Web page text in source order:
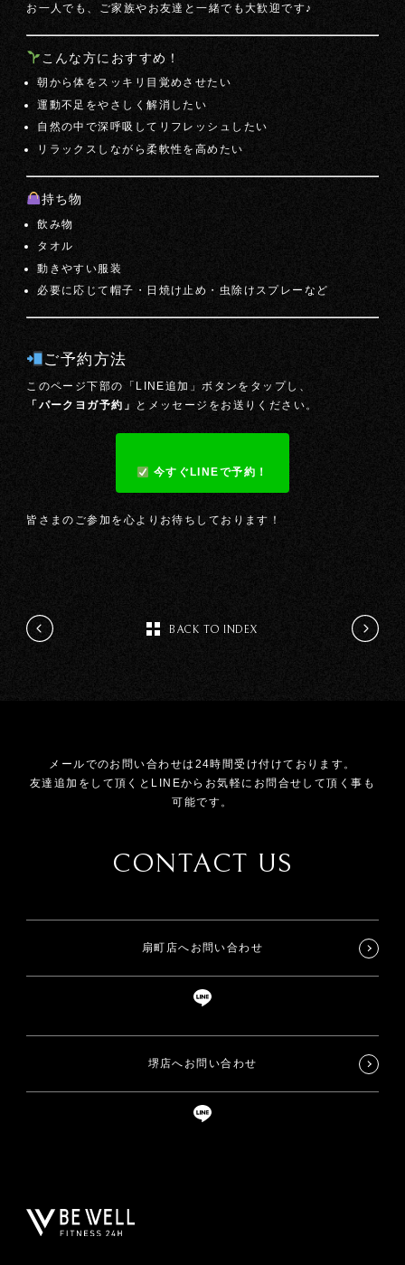
お一人でも、ご家族やお友達と一緒でも大歓迎です♪
こんな方におすすめ！
朝から体をスッキリ目覚めさせたい
運動不足をやさしく解消したい
自然の中で深呼吸してリフレッシュしたい
リラックスしながら柔軟性を高めたい
持ち物
飲み物
タオル
動きやすい服装
必要に応じて帽子・日焼け止め・虫除けスプレーなど
ご予約方法
このページ下部の「LINE追加」ボタンをタップし、
「パークヨガ予約」
とメッセージをお送りください。
今すぐLINEで予約！
皆さまのご参加を心よりお待ちしております！
BACK TO INDEX
メールでのお問い合わせは24時間受け付けております。
友達追加をして頂くとLINEからお気軽にお問合せして頂く事も
可能です。
CONTACT US
扇町店へお問い合わせ
堺店へお問い合わせ